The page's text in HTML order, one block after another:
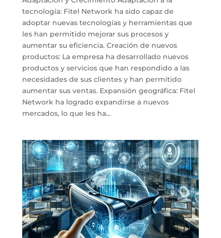
tecnología: Fitel Network ha sido capaz de
adoptar nuevas tecnologías y herramientas que
les han permitido mejorar sus procesos y
aumentar su eficiencia. Creación de nuevos
productos: La empresa ha desarrollado nuevos
productos y servicios que han respondido a las
necesidades de sus clientes y han permitido
aumentar sus ventas. Expansión geográfica: Fitel
Network ha logrado expandirse a nuevos
mercados, lo que les ha...